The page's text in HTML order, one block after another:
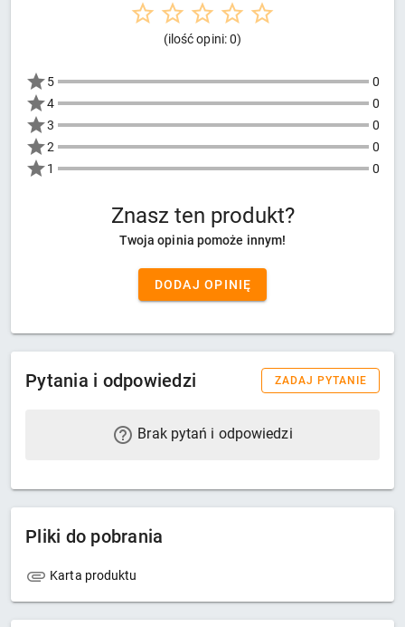
(ilość opini: 0)
5
0
4
0
3
0
2
0
1
0
Znasz ten produkt?
Twoja opinia pomoże innym!
DODAJ OPINIĘ
Pytania i odpowiedzi ZADAJ PYTANIE
Brak pytań i odpowiedzi
Pliki do pobrania
Karta produktu